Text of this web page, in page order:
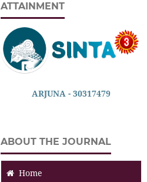
ATTAINMENT
ARJUNA - 30317479
ABOUT THE JOURNAL
Home